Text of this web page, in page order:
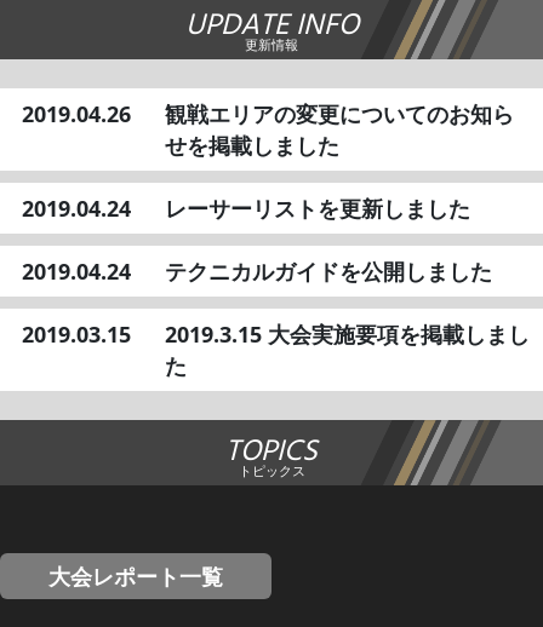
UPDATE INFO
更新情報
2019.04.26
観戦エリアの変更についてのお知ら
せを掲載しました
2019.04.24 レーサーリストを更新しました
2019.04.24 テクニカルガイドを公開しました
2019.03.15
2019.3.15 大会実施要項を掲載しまし
た
TOPICS
トピックス
大会レポート一覧